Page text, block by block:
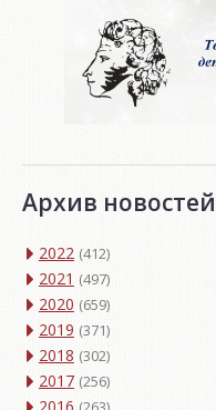
Архив новостей
2022 (412)
2021 (497)
2020 (659)
2019 (371)
2018 (302)
2017 (256)